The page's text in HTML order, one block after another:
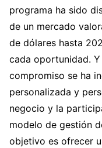
programa ha sido
de un mercado
de dólares hasta
cada oportunidad.
compromiso se ha
personalizada y
negocio y la
modelo de gestión
objetivo es ofrecer